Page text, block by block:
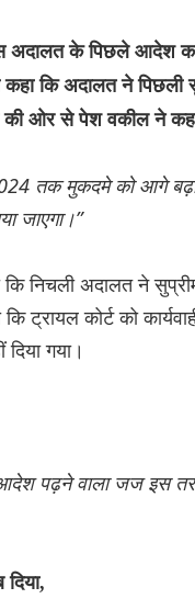
अदालत के पिछले आदेश
कि अदालत ने पिछली
की ओर से पेश वकील ने
तक मुकदमे को आगे
जाएगा।”
कि निचली अदालत ने
ट्रायल कोर्ट को
दिया गया।
आदेश पढ़ने वाला जज इस